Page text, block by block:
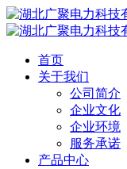
首页
关于我们
公司简介
企业文化
企业环境
服务承诺
产品中心